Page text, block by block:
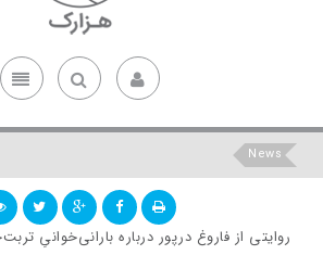
News
روایتی از فاروغ درپور درباره بارانی‌خوانیِ